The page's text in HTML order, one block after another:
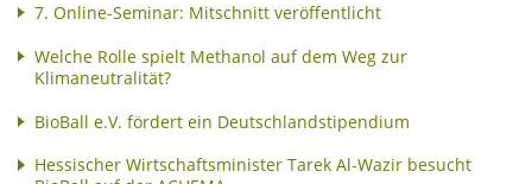
7. Online-Seminar: Mitschnitt veröffentlicht
Welche Rolle spielt Methanol auf dem Weg zur
Klimaneutralität?
BioBall e.V. fördert ein Deutschlandstipendium
Hessischer Wirtschaftsminister Tarek Al-Wazir besucht